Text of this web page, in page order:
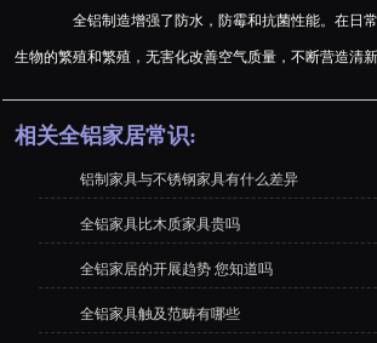
全铝制造增强了防水，防霉和抗菌性能。在日常
生物的繁殖和繁殖，无害化改善空气质量，不断营造清
相关全铝家居常识:
铝制家具与不锈钢家具有什么差异
全铝家具比木质家具贵吗
全铝家居的开展趋势 您知道吗
全铝家具触及范畴有哪些